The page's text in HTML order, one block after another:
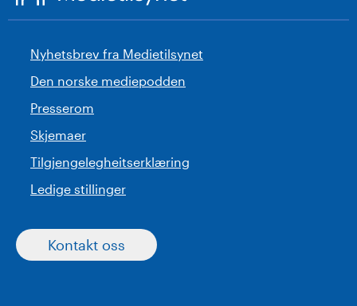
Nyhetsbrev fra Medietilsynet
Den norske mediepodden
Presserom
Skjemaer
Tilgjengelegheitserklæring
Ledige stillinger
Kontakt oss